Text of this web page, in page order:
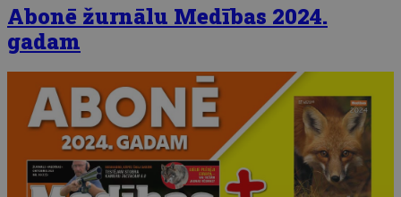
Abonē žurnālu Medības 2024.
gadam